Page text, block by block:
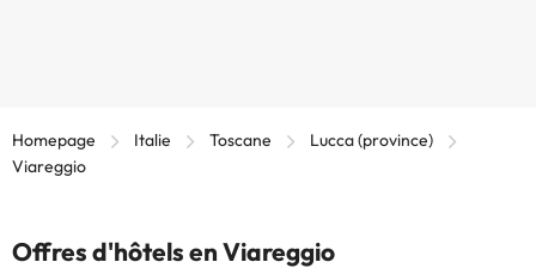
Homepage Italie Toscane
Lucca (province)
Viareggio
Offres d'hôtels en Viareggio